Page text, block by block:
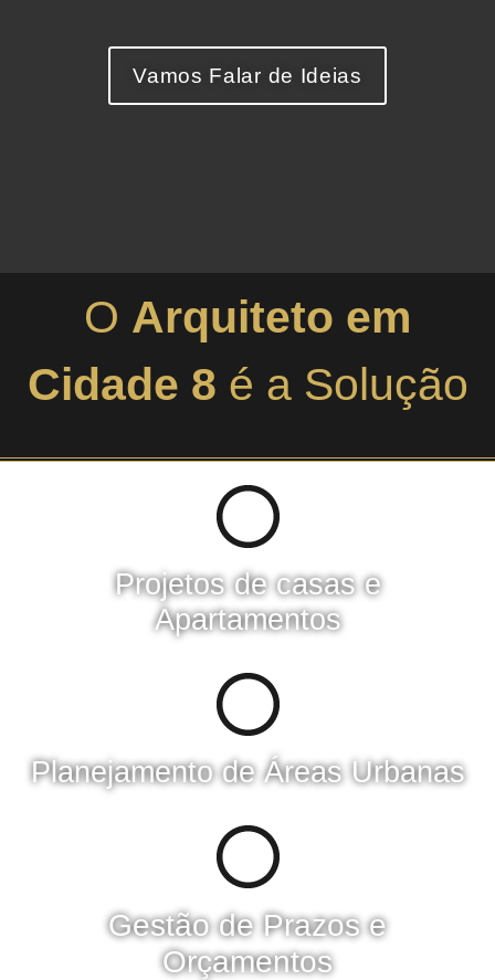
Vamos Falar de Ideias
O Arquiteto em
Cidade 8 é a Solução
Projetos de casas e
Apartamentos​
Planejamento de Áreas Urbanas​
Gestão de Prazos e
Orçamentos